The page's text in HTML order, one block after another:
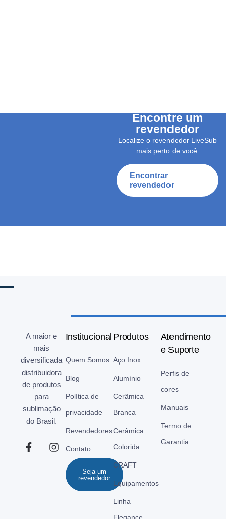
Encontre um
revendedor
Localize o revendedor LiveSub
mais perto de você.
Encontrar
revendedor
A maior e
mais
diversificada
distribuidora
de produtos
para
sublimação
do Brasil.
Institucional
Quem Somos
Blog
Política de
privacidade
Revendedores
Contato
Seja um
revendedor
Produtos
Aço Inox
Alumínio
Cerâmica
Branca
Cerâmica
Colorida
CRAFT
Equipamentos
Linha
Elegance
Atendimento
e Suporte
Perfis de
cores
Manuais
Termo de
Garantia